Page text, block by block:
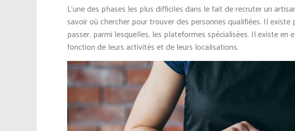
L’une des phases les plus difficiles dans le fait de recruter un
savoir où chercher pour trouver des personnes qualifiées. Il
passer, parmi lesquelles, les plateformes spécialisées. Il existe
fonction de leurs activités et de leurs localisations.